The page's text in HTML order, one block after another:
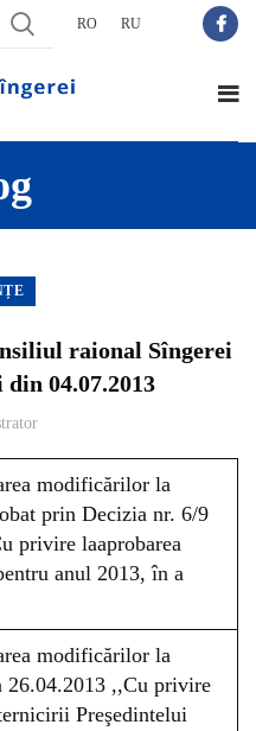
RO RU
raional Sîngerei
04.07.2013
modificărilor la
prin Decizia nr. 6/9
privire laaprobarea
anul 2013, în a
modificărilor la
26.04.2013 ,,Cu privire
Preşedintelui